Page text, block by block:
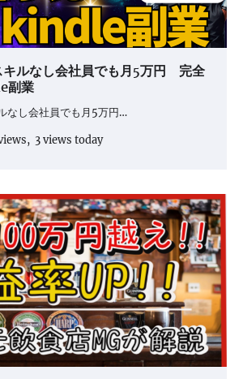
キルなし会社員でも月5万円 完全
副業
なし会社員でも月5万円…
3 views today